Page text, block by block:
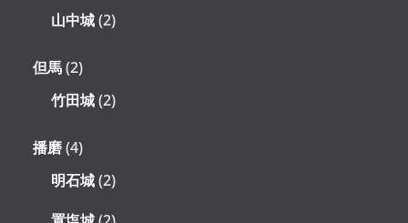
山中城(2)
但馬(2)
竹田城(2)
播磨(4)
明石城(2)